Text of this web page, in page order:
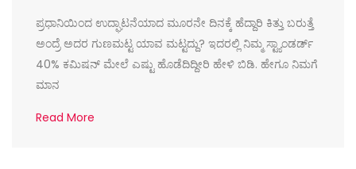
ಪ್ರಧಾನಿಯಿಂದ ಉದ್ಘಾಟನೆಯಾದ ಮೂರನೇ ದಿನಕ್ಕೆ ಹೆದ್ದಾರಿ ಕಿತ್ತು ಬರುತ್ತೆ
ಅಂದ್ರೆ ಅದರ ಗುಣಮಟ್ಟ ಯಾವ ಮಟ್ಟದ್ದು? ಇದರಲ್ಲಿ ನಿಮ್ಮ ಸ್ಟ್ಯಾಂಡರ್ಡ್
40% ಕಮಿಷನ್ ಮೇಲೆ ಎಷ್ಟು ಹೊಡೆದಿದ್ದೀರಿ ಹೇಳಿ ಬಿಡಿ. ಹೇಗೂ ನಿಮಗೆ
ಮಾನ
Read More